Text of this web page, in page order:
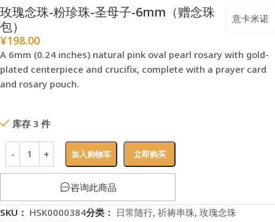
玫瑰念珠-粉珍珠-圣母子-6mm（赠念珠
包）
意卡米诺
¥198.00
A 6mm (0.24 inches) natural pink oval pearl rosary with gold-
plated centerpiece and crucifix, complete with a prayer card
and rosary pouch.
库存 3 件
加入购物车 立即购买
咨询此商品
SKU： HSK0000384分类： 日常随行, 祈祷串珠, 玫瑰念珠